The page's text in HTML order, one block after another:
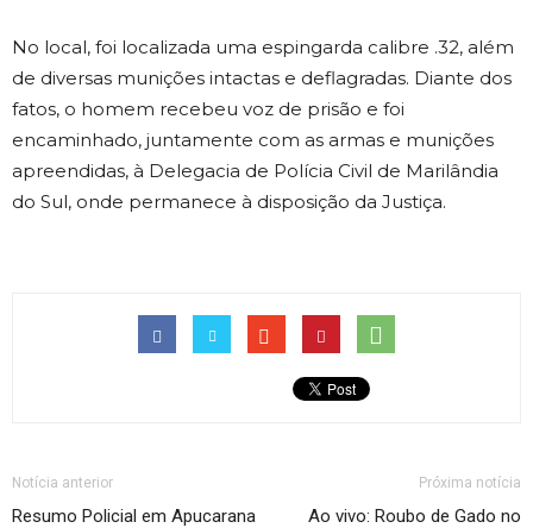
No local, foi localizada uma espingarda calibre .32, além
de diversas munições intactas e deflagradas. Diante dos
fatos, o homem recebeu voz de prisão e foi
encaminhado, juntamente com as armas e munições
apreendidas, à Delegacia de Polícia Civil de Marilândia
do Sul, onde permanece à disposição da Justiça.
Notícia anterior
Resumo Policial em Apucarana
Próxima notícia
Ao vivo: Roubo de Gado no